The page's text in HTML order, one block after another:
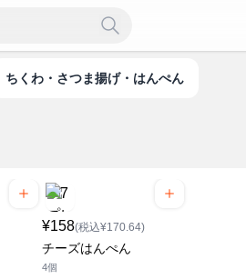
ちくわ・さつま揚げ・はんぺん
¥158(税込¥170.64)
チーズはんぺん
4個